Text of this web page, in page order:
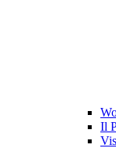
Il